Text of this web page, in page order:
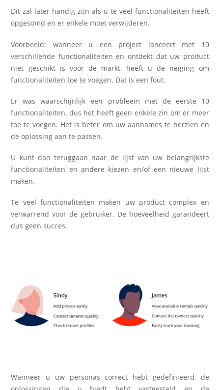
Dit zal later handig zijn als u te veel functionaliteiten heeft
opgesomd en er enkele moet verwijderen.
Voorbeeld: wanneer u een project lanceert met 10
verschillende functionaliteiten en ontdekt dat uw product
niet geschikt is voor de markt, heeft u de neiging om
functionaliteiten toe te voegen. Dat is een fout.
Er was waarschijnlijk een probleem met de eerste 10
functionaliteiten, dus het heeft geen enkele zin om er meer
toe te voegen. Het is beter om uw aannames te herzien en
de oplossing aan te passen.
U kunt dan teruggaan naar de lijst van uw belangrijkste
functionaliteiten en andere kiezen en/of een nieuwe lijst
maken.
Te veel functionaliteiten maken uw product complex en
verwarrend voor de gebruiker. De hoeveelheid garandeert
dus geen succes.
Wanneer u uw personas correct hebt gedefinieerd, de